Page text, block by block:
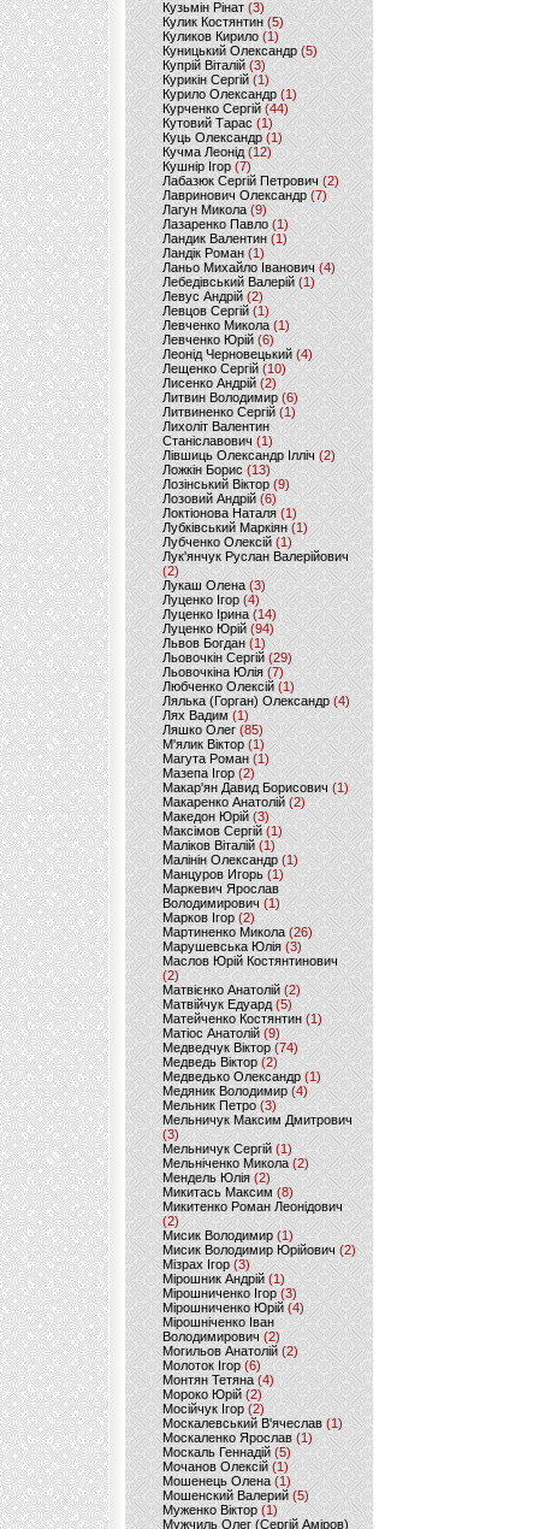
Кузьмін Рінат(3)
Кулик Костянтин(5)
Куликов Кирило (1)
Куницький Олександр (5)
Купрій Віталій (3)
Курикін Сергій(1)
Курило Олександр (1)
Курченко Сергій (44)
Кутовий Тарас (1)
Куць Олександр (1)
Кучма Леонід (12)
Кушнір Ігор(7)
Лабазюк Сергій Петрович (2)
Лавринович Олександр(7)
Лагун Микола(9)
Лазаренко Павло (1)
Ландик Валентин (1)
Ландік Роман (1)
Ланьо Михайло Іванович(4)
Лебедівський Валерій(1)
Левус Андрій(2)
Левцов Сергій (1)
Левченко Микола (1)
Левченко Юрій (6)
Леонід Черновецький (4)
Лещенко Сергій (10)
Лисенко Андрій (2)
Литвин Володимир (6)
Литвиненко Сергій (1)
Лихоліт Валентин
Станіславович (1)
Лівшиць Олександр Ілліч (2)
Ложкін Борис(13)
Лозінський Віктор(9)
Лозовий Андрій (6)
Локтіонова Наталя (1)
Лубківський Маркіян(1)
Лубченко Олексій (1)
Лук'янчук Руслан Валерійович
(2)
Лукаш Олена (3)
Луценко Ігор (4)
Луценко Ірина (14)
Луценко Юрій (94)
Львов Богдан (1)
Льовочкін Сергій (29)
Льовочкіна Юлія(7)
Любченко Олексій(1)
Лялька (Горган) Олександр(4)
Лях Вадим (1)
Ляшко Олег (85)
М'ялик Віктор(1)
Магута Роман(1)
Мазепа Ігор (2)
Макар'ян Давид Борисович(1)
Макаренко Анатолій (2)
Македон Юрій(3)
Максімов Сергій (1)
Маліков Віталій (1)
Малінін Олександр (1)
Манцуров Игорь (1)
Маркевич Ярослав
Володимирович (1)
Марков Ігор (2)
Мартиненко Микола (26)
Марушевська Юлія (3)
Маслов Юрій Костянтинович
(2)
Матвієнко Анатолій (2)
Матвійчук Едуард(5)
Матейченко Костянтин (1)
Матіос Анатолій (9)
Медведчук Віктор(74)
Медведь Віктор (2)
Медведько Олександр (1)
Медяник Володимир(4)
Мельник Петро (3)
Мельничук Максим Дмитрович
(3)
Мельничук Сергій (1)
Мельніченко Микола (2)
Мендель Юлія (2)
Микитась Максим (8)
Микитенко Роман Леонідович
(2)
Мисик Володимир (1)
Мисик Володимир Юрійович(2)
Мізрах Ігор(3)
Мірошник Андрій(1)
Мірошниченко Ігор (3)
Мірошниченко Юрій(4)
Мірошніченко Іван
Володимирович (2)
Могильов Анатолій (2)
Молоток Ігор (6)
Монтян Тетяна (4)
Мороко Юрій(2)
Мосійчук Ігор (2)
Москалевський В'ячеслав (1)
Москаленко Ярослав (1)
Москаль Геннадій (5)
Мочанов Олексій(1)
Мошенець Олена(1)
Мошенский Валерий (5)
Муженко Віктор (1)
Мужчиль Олег (Сергій Аміров)